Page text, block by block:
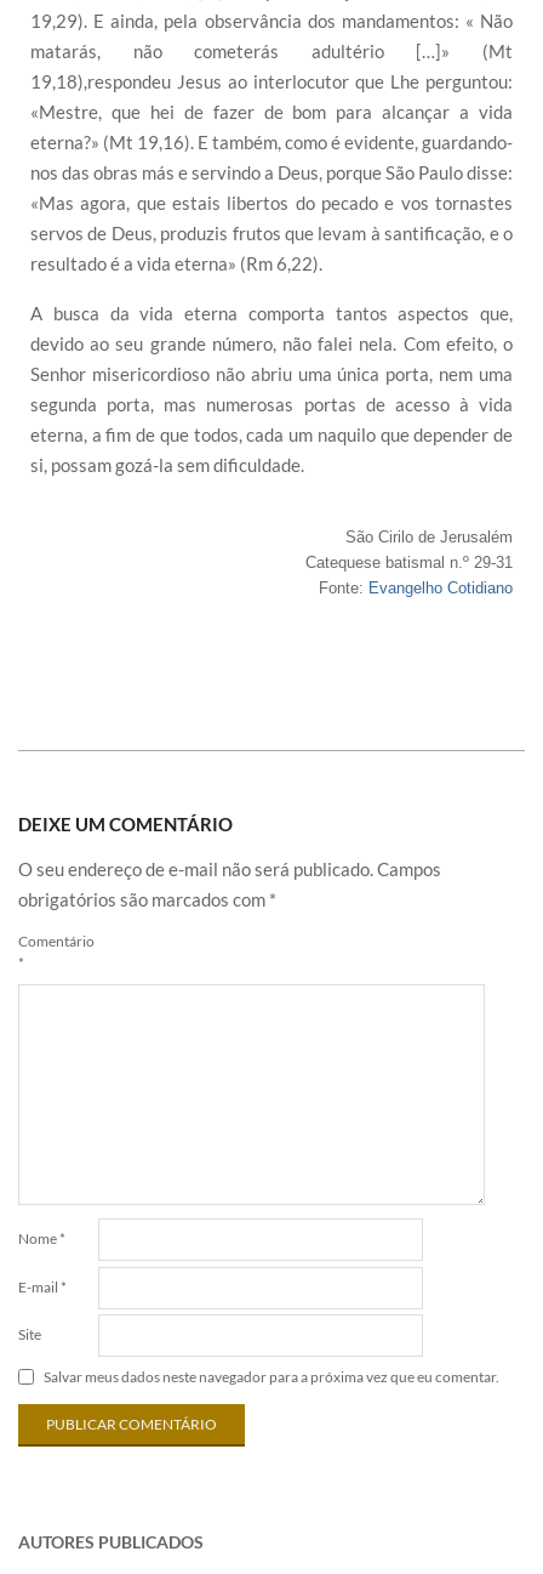
19,29). E ainda, pela observância dos mandamentos: « Não
matarás, não cometerás adultério […]» (Mt
19,18),respondeu Jesus ao interlocutor que Lhe perguntou:
«Mestre, que hei de fazer de bom para alcançar a vida
eterna?» (Mt 19,16). E também, como é evidente, guardando-
nos das obras más e servindo a Deus, porque São Paulo disse:
«Mas agora, que estais libertos do pecado e vos tornastes
servos de Deus, produzis frutos que levam à santificação, e o
resultado é a vida eterna» (Rm 6,22).
A busca da vida eterna comporta tantos aspectos que,
devido ao seu grande número, não falei nela. Com efeito, o
Senhor misericordioso não abriu uma única porta, nem uma
segunda porta, mas numerosas portas de acesso à vida
eterna, a fim de que todos, cada um naquilo que depender de
si, possam gozá-la sem dificuldade.
São Cirilo de Jerusalém
Catequese batismal n.º 29-31
Fonte: Evangelho Cotidiano
DEIXE UM COMENTÁRIO
O seu endereço de e-mail não será publicado.Campos
obrigatórios são marcados com *
Comentário
*
Nome *
E-mail *
Site
Salvar meus dados neste navegador para a próxima vez que eu comentar.
AUTORES PUBLICADOS